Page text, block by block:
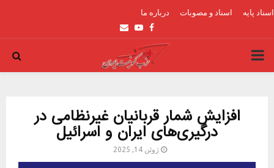
اسناد پایه اسناد و مصوبات درباره ما
Facebook
Youtube
Email
PRIMARY
افزایش شمار قربانیان غیرنظامی در
درگیری‌های ایران و اسرائیل
ژوئن 14, 2025